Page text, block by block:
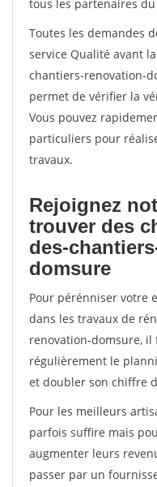
tous les partenaires
Toutes les demandes
service Qualité avant
chantiers-renovation-
permet de vérifier la
Vous pouvez
particuliers pour
travaux.
Rejoignez
trouver des
des-
domsure
Pour pérénniser votre
dans les travaux de
renovation-domsure,
régulièrement le
et doubler son chiffre
Pour les meilleurs
parfois suffire mais
augmenter leurs
passer par un